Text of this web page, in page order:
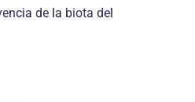
de la biota del